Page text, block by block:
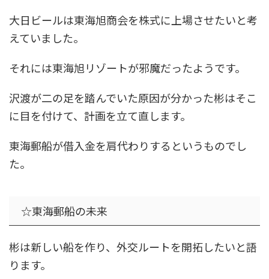
大日ビールは東海旭商会を株式に上場させたいと考
えていました。
それには東海旭リゾートが邪魔だったようです。
沢渡が二の足を踏んでいた原因が分かった彬はそこ
に目を付けて、計画を立て直します。
東海郵船が借入金を肩代わりするというものでし
た。
☆東海郵船の未来
彬は新しい船を作り、外交ルートを開拓したいと語
ります。